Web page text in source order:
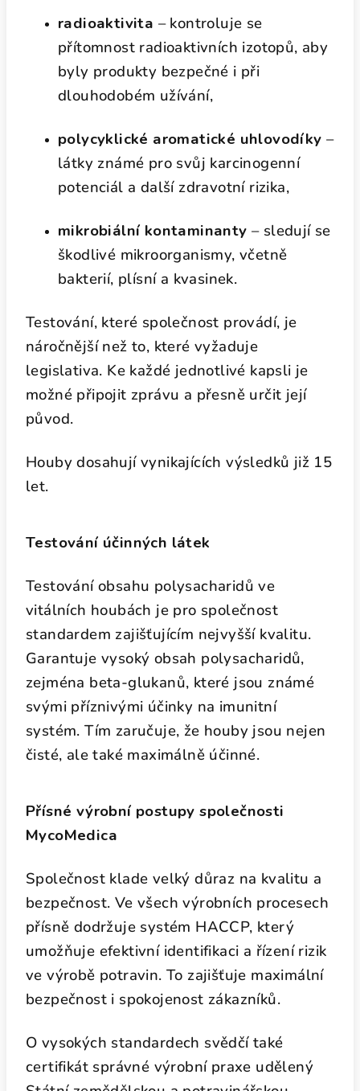
radioaktivita – kontroluje se
přítomnost radioaktivních izotopů, aby
byly produkty bezpečné i při
dlouhodobém užívání,
polycyklické aromatické uhlovodíky –
látky známé pro svůj karcinogenní
potenciál a další zdravotní rizika,
mikrobiální kontaminanty – sledují se
škodlivé mikroorganismy, včetně
bakterií, plísní a kvasinek.
Testování, které společnost provádí, je
náročnější než to, které vyžaduje
legislativa. Ke každé jednotlivé kapsli je
možné připojit zprávu a přesně určit její
původ.
Houby dosahují vynikajících výsledků již 15
let.
Testování účinných látek
Testování obsahu polysacharidů ve
vitálních houbách je pro společnost
standardem zajišťujícím nejvyšší kvalitu.
Garantuje vysoký obsah polysacharidů,
zejména beta-glukanů, které jsou známé
svými příznivými účinky na imunitní
systém. Tím zaručuje, že houby jsou nejen
čisté, ale také maximálně účinné.
Přísné výrobní postupy společnosti
MycoMedica
Společnost klade velký důraz na kvalitu a
bezpečnost. Ve všech výrobních procesech
přísně dodržuje systém HACCP, který
umožňuje efektivní identifikaci a řízení rizik
ve výrobě potravin. To zajišťuje maximální
bezpečnost i spokojenost zákazníků.
O vysokých standardech svědčí také
certifikát správné výrobní praxe udělený